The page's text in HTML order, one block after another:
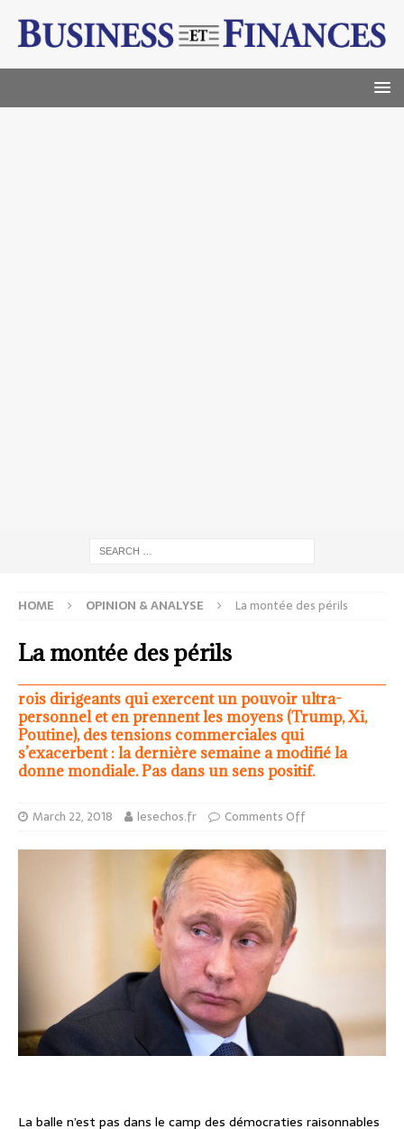
HOME OPINION & ANALYSE La montée des périls
La montée des périls
rois dirigeants qui exercent un pouvoir ultra-
personnel et en prennent les moyens (Trump, Xi,
Poutine), des tensions commerciales qui
s’exacerbent : la dernière semaine a modifié la
donne mondiale. Pas dans un sens positif.
March 22, 2018 lesechos.fr Comments Off
La balle n’est pas dans le camp des démocraties raisonnables